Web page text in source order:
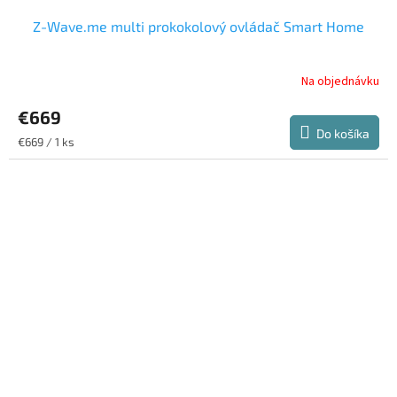
Z-Wave.me multi prokokolový ovládač Smart Home
Na objednávku
€669
Jednotková
cena:
€669 / 1 ks
Do košíka